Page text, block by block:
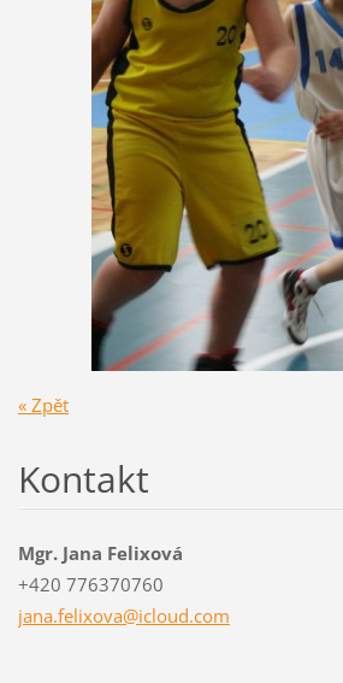
« Zpět
Kontakt
Mgr. Jana Felixová
+420 776370760
jana.felixova@icloud.com